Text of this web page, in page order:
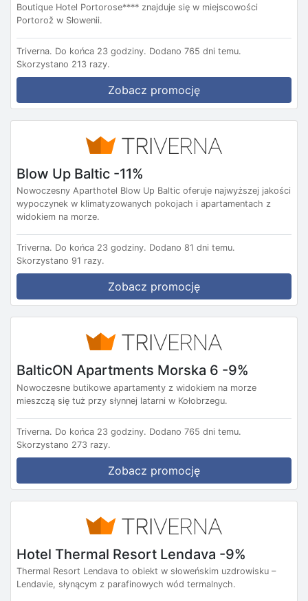
Boutique Hotel Portorose**** znajduje się w miejscowości
Portorož w Słowenii.
Triverna. Do końca 23 godziny. Dodano 765 dni temu.
Skorzystano 213 razy.
Zobacz promocję
Blow Up Baltic -11%
Nowoczesny Aparthotel Blow Up Baltic oferuje najwyższej jakości
wypoczynek w klimatyzowanych pokojach i apartamentach z
widokiem na morze.
Triverna. Do końca 23 godziny. Dodano 81 dni temu.
Skorzystano 91 razy.
Zobacz promocję
BalticON Apartments Morska 6 -9%
Nowoczesne butikowe apartamenty z widokiem na morze
mieszczą się tuż przy słynnej latarni w Kołobrzegu.
Triverna. Do końca 23 godziny. Dodano 765 dni temu.
Skorzystano 273 razy.
Zobacz promocję
Hotel Thermal Resort Lendava -9%
Thermal Resort Lendava to obiekt w słoweńskim uzdrowisku –
Lendavie, słynącym z parafinowych wód termalnych.